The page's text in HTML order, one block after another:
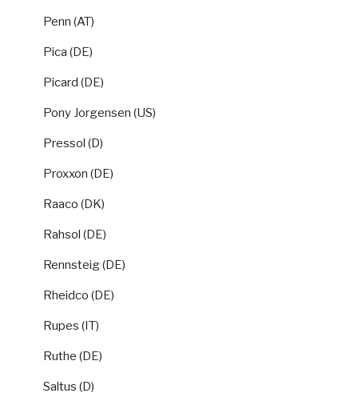
Penn (AT)
Pica (DE)
Picard (DE)
Pony Jorgensen (US)
Pressol (D)
Proxxon (DE)
Raaco (DK)
Rahsol (DE)
Rennsteig (DE)
Rheidco (DE)
Rupes (IT)
Ruthe (DE)
Saltus (D)